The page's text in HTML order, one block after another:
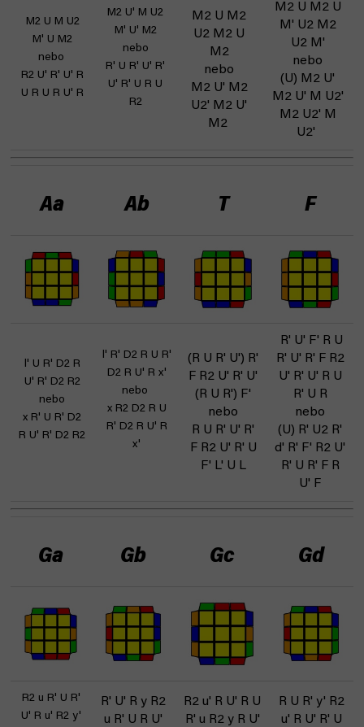
M2 U M U2
M' U M2
nebo
R2 U' R' U' R
U R U R U' R
M2 U' M U2
M' U' M2
nebo
R' U R' U' R'
U' R' U R U
R2
M2 U M2
U2 M2 U
M2
nebo
M2 U' M2
U2' M2 U'
M2
M2 U M2 U
M' U2 M2
U2 M'
nebo
(U) M2 U'
M2 U' M U2'
M2 U2' M
U2'
Aa Ab T F
l' U R' D2 R
U' R' D2 R2
nebo
x R' U R' D2
R U' R' D2 R2
l' R' D2 R U R'
D2 R U' R x'
nebo
x R2 D2 R U
R' D2 R U' R
x'
(R U R' U') R'
F R2 U' R' U'
(R U R') F'
nebo
R U R' U' R'
F R2 U' R' U
F' L' U L
R' U' F' R U
R' U' R' F R2
U' R' U' R U
R' U R
nebo
(U) R' U2 R'
d' R' F' R2 U'
R' U R' F R
U' F
Ga Gb Gc Gd
R2 u R' U R'
U' R u' R2 y'
R' U' R y R2
u R' U R U'
R2 u' R U' R U
R' u R2 y R U'
R U R' y' R2
u' R U' R' U